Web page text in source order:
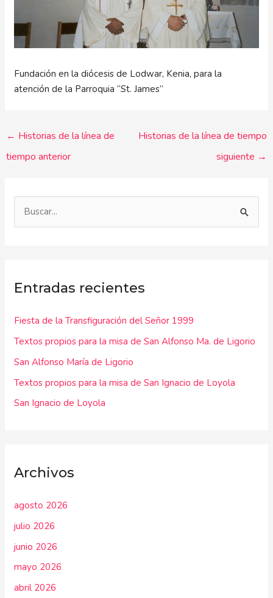
Fundación en la diócesis de Lodwar, Kenia, para la
atención de la Parroquia “St. James”
← Historias de la línea de
tiempo anterior
Historias de la línea de tiempo
siguiente →
a
p
o
r
:
Entradas recientes
Fiesta de la Transfiguración del Señor 1999
Textos propios para la misa de San Alfonso Ma. de Ligorio
San Alfonso María de Ligorio
Textos propios para la misa de San Ignacio de Loyola
San Ignacio de Loyola
Archivos
agosto 2026
julio 2026
junio 2026
mayo 2026
abril 2026